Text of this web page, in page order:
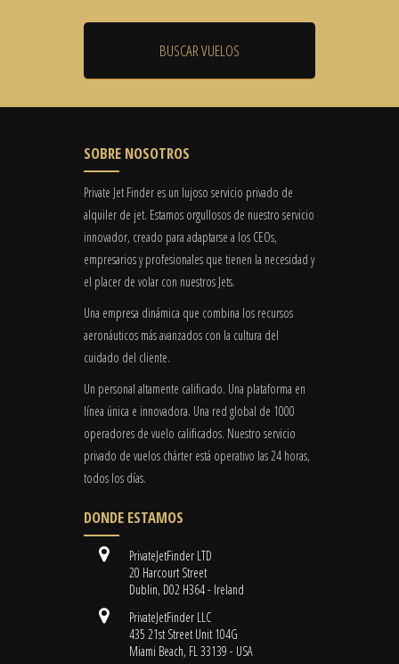
SOBRE NOSOTROS
Private Jet Finder es un lujoso servicio privado de
alquiler de jet. Estamos orgullosos de nuestro servicio
innovador, creado para adaptarse a los CEOs,
empresarios y profesionales que tienen la necesidad y
el placer de volar con nuestros Jets.
Una empresa dinámica que combina los recursos
aeronáuticos más avanzados con la cultura del
cuidado del cliente.
Un personal altamente calificado. Una plataforma en
línea única e innovadora. Una red global de 1000
operadores de vuelo calificados. Nuestro servicio
privado de vuelos chárter está operativo las 24 horas,
todos los días.
DONDE ESTAMOS
PrivateJetFinder LTD
20 Harcourt Street
Dublin, D02 H364 - Ireland
PrivateJetFinder LLC
435 21st Street Unit 104G
Miami Beach, FL 33139 - USA